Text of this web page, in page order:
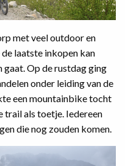
met veel outdoor en
laatste inkopen kan
gaat. Op de rustdag ging
onder leiding van de
een mountainbike tocht
trail als toetje. Iedereen
die nog zouden komen.